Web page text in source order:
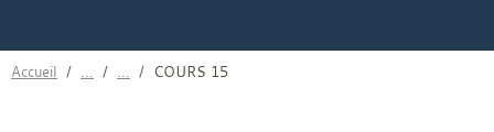
Accueil COURS 15